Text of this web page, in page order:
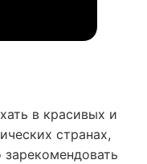
в красивых и
странах,